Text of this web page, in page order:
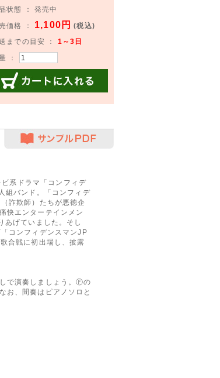
状態 ： 発売中
価格 ： 1,100円 (税込)
までの目安 ： 1～3日
：
系ドラマ「コンフィデ
組バンド。「コンフィデ
詐欺師）たちが悪徳企
快エンターテインメン
あげていました。そし
コンフィデンスマンJP
合戦に初出場し、披露
で演奏しましょう。Ⓕの
お、間奏はピアノソロと